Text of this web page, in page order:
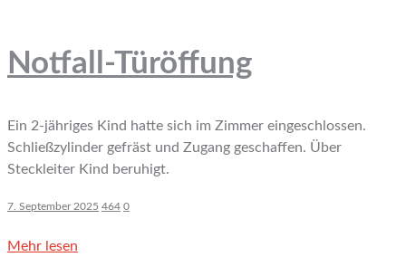
Notfall-Türöffung
Ein 2-jähriges Kind hatte sich im Zimmer eingeschlossen.
Schließzylinder gefräst und Zugang geschaffen. Über
Steckleiter Kind beruhigt.
7. September 2025 464 0
Mehr lesen